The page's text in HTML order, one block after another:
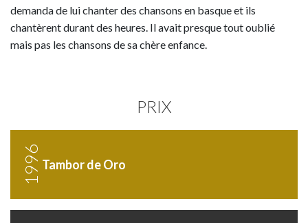
demanda de lui chanter des chansons en basque et ils
chantèrent durant des heures. Il avait presque tout oublié
mais pas les chansons de sa chère enfance.
PRIX
1996 Tambor de Oro